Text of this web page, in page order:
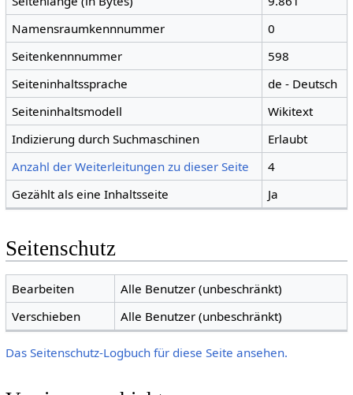
Namensraumkennnummer
0
Seitenkennnummer
598
Seiteninhaltssprache
de - Deutsch
Seiteninhaltsmodell
Wikitext
Indizierung durch Suchmaschinen
Erlaubt
Anzahl der Weiterleitungen zu dieser Seite
4
Gezählt als eine Inhaltsseite
Ja
Seitenschutz
Bearbeiten
Alle Benutzer (unbeschränkt)
Verschieben
Alle Benutzer (unbeschränkt)
Das Seitenschutz-Logbuch für diese Seite ansehen.